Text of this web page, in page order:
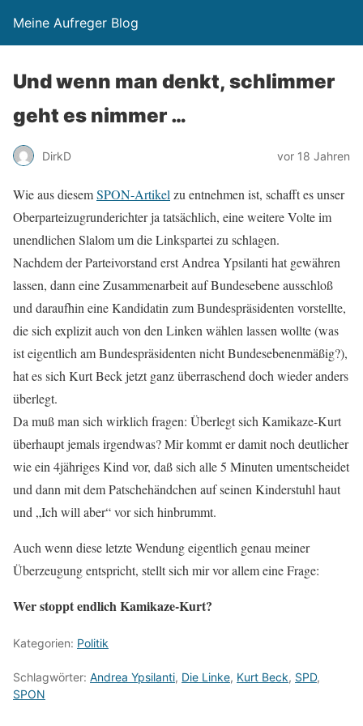
Meine Aufreger Blog
Und wenn man denkt, schlimmer
geht es nimmer …
DirkD vor 18 Jahren
Wie aus diesemSPON-Artikel zu entnehmen ist, schafft es unser
Oberparteizugrunderichter ja tatsächlich, eine weitere Volte im
unendlichen Slalom um die Linkspartei zu schlagen.
Nachdem der Parteivorstand erst Andrea Ypsilanti hat gewähren
lassen, dann eine Zusammenarbeit auf Bundesebene ausschloß
und daraufhin eine Kandidatin zum Bundespräsidenten vorstellte,
die sich explizit auch von den Linken wählen lassen wollte (was
ist eigentlich am Bundespräsidenten nicht Bundesebenenmäßig?),
hat es sich Kurt Beck jetzt ganz überraschend doch wieder anders
überlegt.
Da muß man sich wirklich fragen: Überlegt sich Kamikaze-Kurt
überhaupt jemals irgendwas? Mir kommt er damit noch deutlicher
wie ein 4jähriges Kind vor, daß sich alle 5 Minuten umentscheidet
und dann mit dem Patschehändchen auf seinen Kinderstuhl haut
und „Ich will aber“ vor sich hinbrummt.
Auch wenn diese letzte Wendung eigentlich genau meiner
Überzeugung entspricht, stellt sich mir vor allem eine Frage:
Wer stoppt endlich Kamikaze-Kurt?
Kategorien: Politik
Schlagwörter: Andrea Ypsilanti, Die Linke, Kurt Beck, SPD,
SPON